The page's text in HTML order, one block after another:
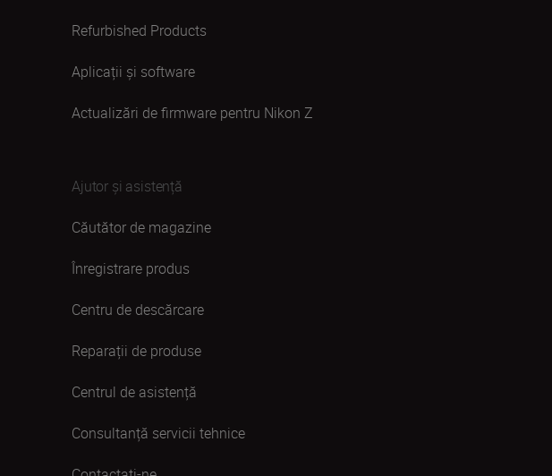
Refurbished Products
Aplicații și software
Actualizări de firmware pentru Nikon Z
Ajutor și asistență
Căutător de magazine
Înregistrare produs
Centru de descărcare
Reparații de produse
Centrul de asistență
Consultanță servicii tehnice